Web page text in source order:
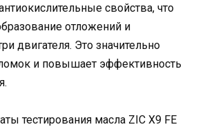
свойства, что
отложений и
двигателя. Это значительно
и повышает эффективность
тестирования масла ZIC X9 FE